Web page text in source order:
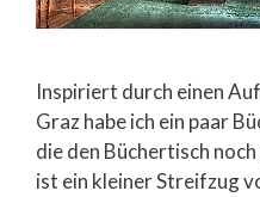
Inspiriert durch einen
Graz habe ich ein paar
die den Büchertisch
ist ein kleiner Streifzug